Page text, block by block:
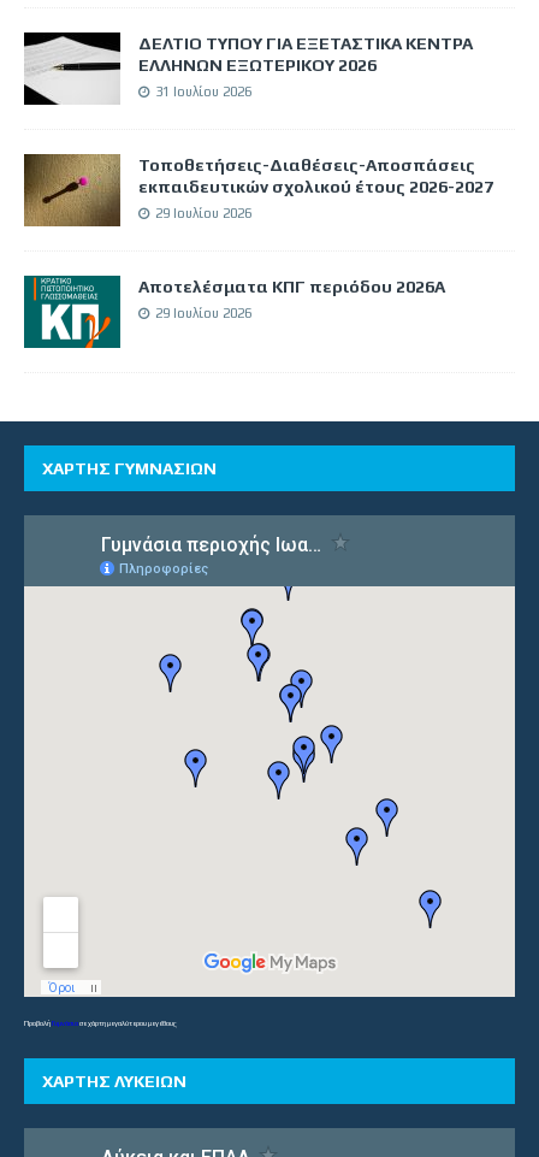
ΔΕΛΤΙΟ ΤΥΠΟΥ ΓΙΑ ΕΞΕΤΑΣΤΙΚΑ ΚΕΝΤΡΑ
ΕΛΛΗΝΩΝ ΕΞΩΤΕΡΙΚΟΥ 2026
31 Ιουλίου 2026
Τοποθετήσεις-Διαθέσεις-Αποσπάσεις
εκπαιδευτικών σχολικού έτους 2026-2027
29 Ιουλίου 2026
Αποτελέσματα ΚΠΓ περιόδου 2026Α
29 Ιουλίου 2026
ΧΑΡΤΗΣ ΓΥΜΝΑΣΙΩΝ
ΠροβολήΓυμνάσιασε χάρτη μεγαλύτερου μεγέθους
ΧΑΡΤΗΣ ΛΥΚΕΙΩΝ